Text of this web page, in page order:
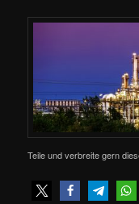
Teile und verbreite gern